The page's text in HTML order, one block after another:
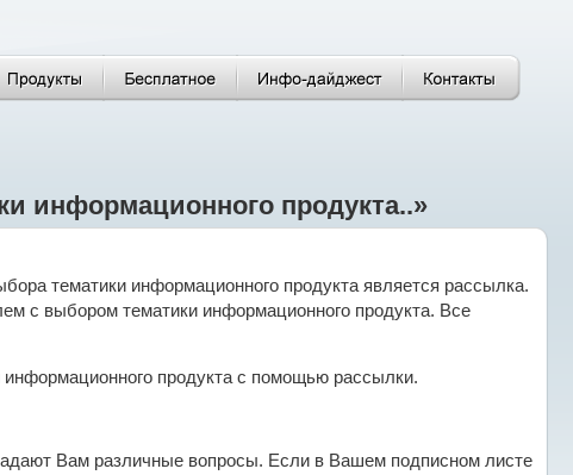
информационного продукта..»
тематики информационного продукта является рассылка.
с выбором тематики информационного продукта. Все
продукта с помощью рассылки.
Вам различные вопросы. Если в Вашем подписном листе